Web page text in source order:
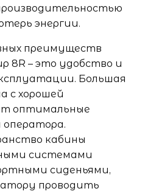
энергии.
преимуществ
8R – это удобство и
Большая
с хорошей
оптимальные
оператора.
кабины
системами
сиденьями,
проводить